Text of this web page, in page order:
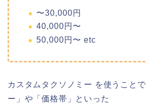
〜30,000円
40,000円〜
50,000円〜 etc
カスタムタクソノミー を使うこと
ー」や「価格帯」といった